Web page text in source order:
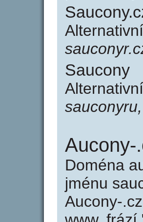
Saucony
Aucony-
Doména
jménu
Aucony-